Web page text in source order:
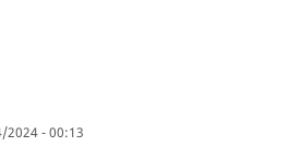
2024 - 00:13